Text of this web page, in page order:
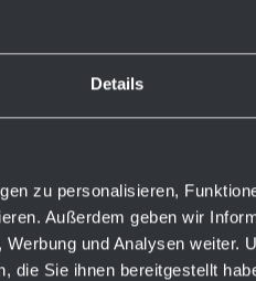
Details
zu personalisieren,
Außerdem geben wir
und Analysen weiter.
die Sie ihnen bereitgestellt